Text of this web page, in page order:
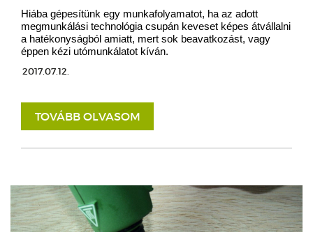
Hiába gépesítünk egy munkafolyamatot, ha az adott
megmunkálási technológia csupán keveset képes átvállalni
a hatékonyságból amiatt, mert sok beavatkozást, vagy
éppen kézi utómunkálatot kíván.
2017.07.12.
TOVÁBB OLVASOM